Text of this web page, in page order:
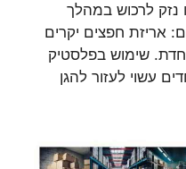
נזק לרכוש במהלך
אריזת חפצים יקרים
שימוש בפלסטיק
עשוי לעזור להגן